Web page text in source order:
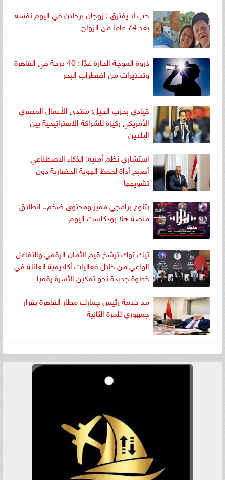
حب لا يفترق : زوجان يرحلان في اليوم نفسه
بعد 74 عاماً من الزواج
ذروة الموجة الحارة غدًا : 40 درجة في القاهرة
وتحذيرات من اضطراب البحر
قيادي بحزب الجيل: منتدى الأعمال المصري
الأمريكي ركيزة للشراكة الاستراتيحية بين
البلدين
استشاري نظم أمنية: الذكاء الاصطناعي
أصبح أداة لحفظ الهوية الحضارية دون
تشويهها
بتنوع برامجي مميز ومحتوى ضخم.. انطلاق
منصة هلا بودكاست اليوم
تيك توك ترسّخ قيم الأمان الرقمي والتفاعل
الواعي من خلال فعاليات أكاديمية العائلة في
خطوة جديدة نحو تمكين الأسرة رقمياً
مد خدمة رئيس جمارك مطار القاهرة بقرار
جمهوري للمرة الثانية